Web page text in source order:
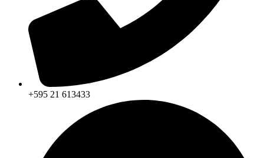
+595 21 613433